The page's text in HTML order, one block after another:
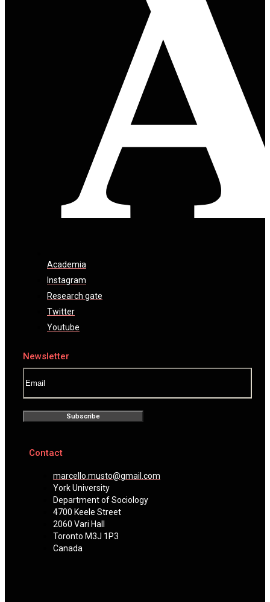
Academia
Instagram
Research gate
Twitter
Youtube
Newsletter
Subscribe
Contact
marcello.musto@gmail.com
York University
Department of Sociology
4700 Keele Street
2060 Vari Hall
Toronto M3J 1P3
Canada